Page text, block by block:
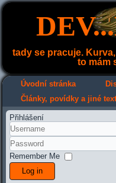
tady se pracuje.
to mám
Úvodní stránka
Články, povídky a jiné
Přihlášení
Remember Me
Log in